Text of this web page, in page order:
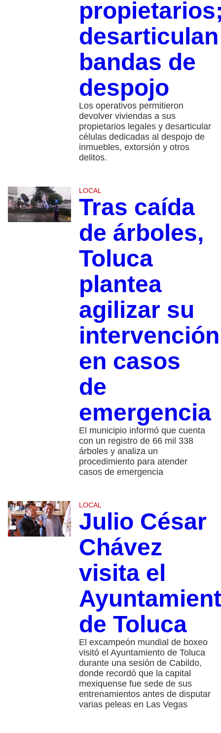
desarticulan
bandas de
despojo
Los operativos permitieron
devolver viviendas a sus
propietarios legales y desarticular
células dedicadas al despojo de
inmuebles, extorsión y otros
delitos.
LOCAL
Tras caída
de árboles,
Toluca
plantea
agilizar su
intervención
en casos
de
emergencia
El municipio informó que cuenta
con un registro de 66 mil 338
árboles y analiza un
procedimiento para atender
casos de emergencia
LOCAL
Julio César
Chávez
visita el
de Toluca
El excampeón mundial de boxeo
visitó el Ayuntamiento de Toluca
durante una sesión de Cabildo,
donde recordó que la capital
mexiquense fue sede de sus
entrenamientos antes de disputar
varias peleas en Las Vegas